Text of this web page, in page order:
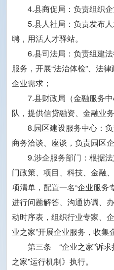
4.县商促局：负责组织企
5.县人社局：负责发布
聘，用活人才驿站。
6.县司法局：负责组建
服务，开展“法治体检”、法
企业需求；
7.县财政局（金融服务
队，提供信贷融资、金融业
8.园区建设服务中心：
商务洽谈、座谈，负责园区
9.涉企服务部门：根据
门政策、项目、科技、金融
项清单，配置一名“企业服务
进行问题解答、沟通协调、
动时序表，组织行业专家、
业之家”开展企业服务，收集
第三条 “企业之家”诉求
之家”运行机制》执行。